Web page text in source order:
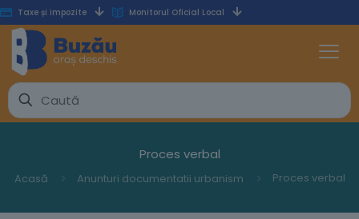
Taxe și impozite Monitorul Oficial Local
Proces verbal
Acasă Anunturi documentatii urbanism Proces verbal